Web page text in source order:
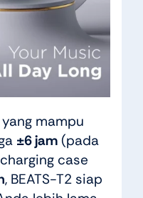
mampu
±6 jam(pada
case
, BEATS-T2 siap